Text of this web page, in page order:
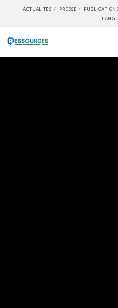
ACTUALITÉS PRESSE PUBLICATIONS